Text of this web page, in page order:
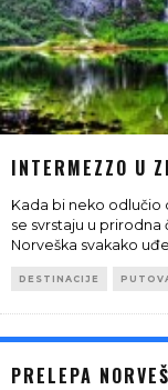
INTERMEZZO U
Kada bi neko odlučio
se svrstaju u prirodna
Norveška svakako
DESTINACIJE
PRELEPA